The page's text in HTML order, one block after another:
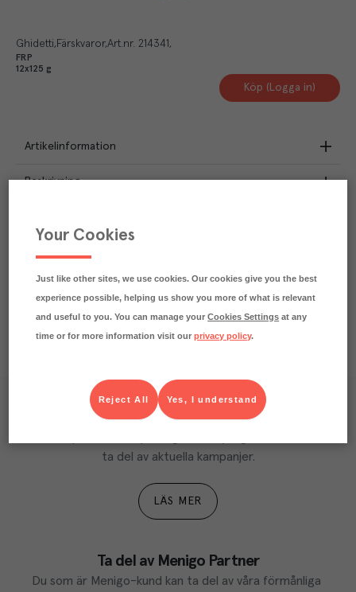
Ghidetti Färskvaror Art.nr. 214341
FRP
12x125 g
Köp (Logga in)
Artikelinformation
Beskrivning
Våra kundtidningar
ta del av aktuella kampanjer.
LÄS MER
Ta del av Menigo Partner
Du som är Menigo-kund kan ta del av våra förmånliga
Your Cookies
Just like other sites, we use cookies. Our cookies give you the best
experience possible, helping us show you more of what is relevant
and useful to you. You can manage yourCookies Settings at any
time or for more information visit ourprivacy policy.
Yes, I understand
Reject All